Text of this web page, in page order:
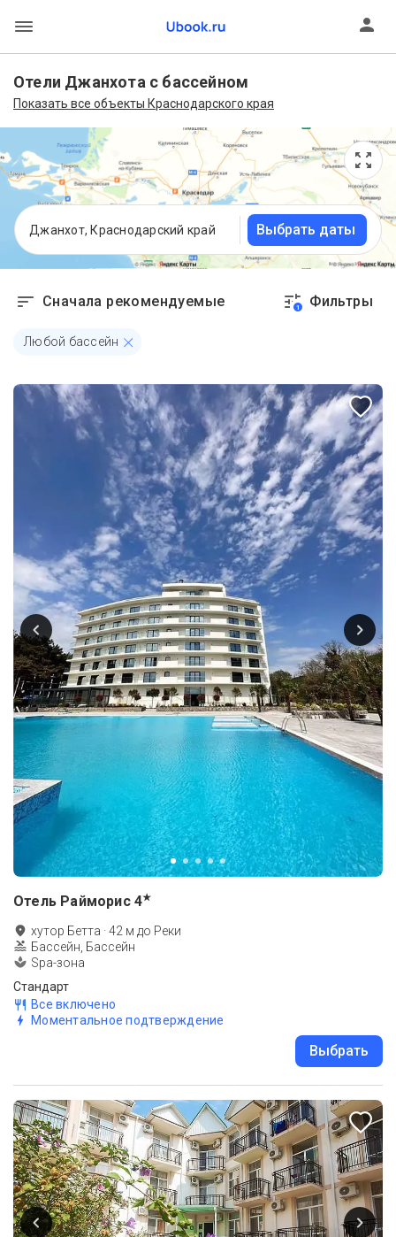
Отели Джанхота с бассейном
Показать все объекты Краснодарского края
Джанхот, Краснодарский край Выбрать даты
Сначала рекомендуемые 1 Фильтры
Любой бассейн
Отель Райморис 4★
хутор Бетта ·42 м до Реки
Бассейн, Бассейн
Spa-зона
Стандарт
Все включено
Моментальное подтверждение
Выбрать